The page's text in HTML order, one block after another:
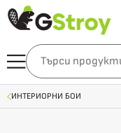
ИНТЕРИОРНИ БОИ